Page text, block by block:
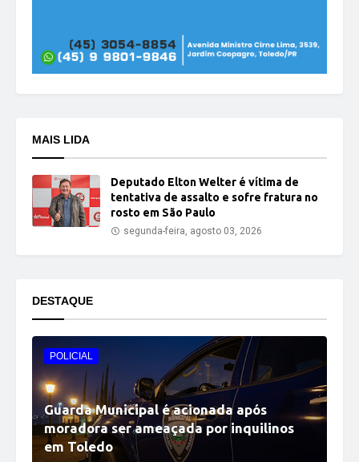
MAIS LIDA
Deputado Elton Welter é vítima de
tentativa de assalto e sofre fratura no
rosto em São Paulo
segunda-feira, agosto 03, 2026
DESTAQUE
POLICIAL
Guarda Municipal é acionada após
moradora ser ameaçada por inquilinos
em Toledo